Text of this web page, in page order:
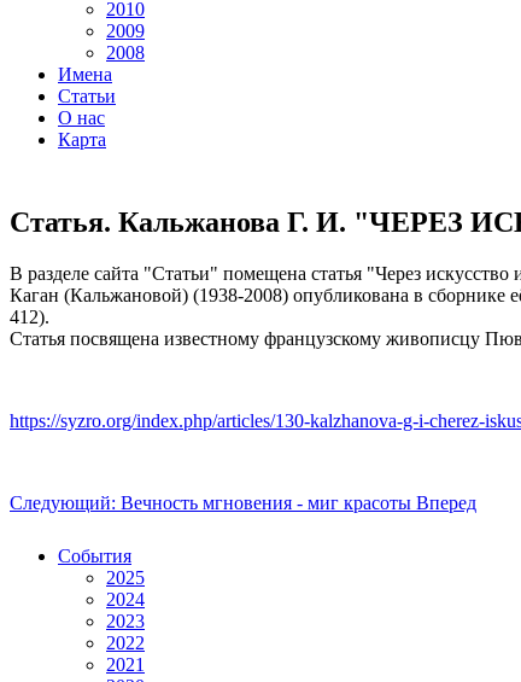
2010
2009
2008
Имена
Статьи
О нас
Карта
Статья. Кальжанова Г. И. "ЧЕРЕЗ
В разделе сайта "Статьи" помещена статья "Через
Каган (Кальжановой) (1938-2008) опубликована в сборнике
412).
Статья посвящена известному французскому живописцу
https://syzro.org/index.php/articles/130-kalzhanova-g-i-cherez-
Следующий: Вечность мгновения - миг красоты Вперед
События
2025
2024
2023
2022
2021